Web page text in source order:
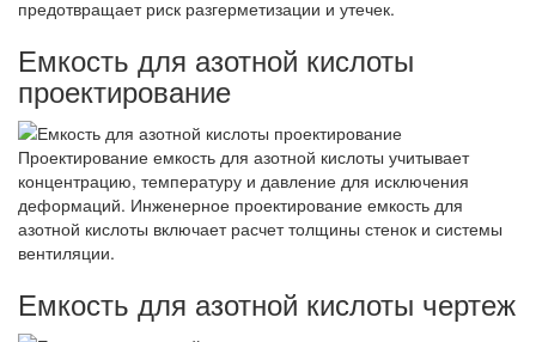
предотвращает риск разгерметизации и утечек.
Емкость для азотной кислоты
проектирование
Проектирование емкость для азотной кислоты учитывает
концентрацию, температуру и давление для исключения
деформаций. Инженерное проектирование емкость для
азотной кислоты включает расчет толщины стенок и системы
вентиляции.
Емкость для азотной кислоты чертеж